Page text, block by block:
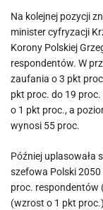
Na kolejnej pozycji
minister cyfryzacji
Korony Polskiej
respondentów. W
zaufania o 3 pkt
pkt proc. do 19
o 1 pkt proc., a
wynosi 55 proc.
Później uplasowała
szefowa Polski 2050
proc. respondentów
(wzrost o 1 pkt